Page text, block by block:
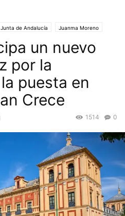
Junta de Andalucía Juanma Moreno
Crece
un nuevo
por la
puesta en
Crece
0
1514